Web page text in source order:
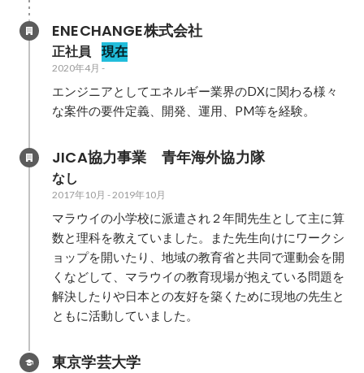
ENECHANGE株式会社
正社員 現在
2020年4月 -
エンジニアとしてエネルギー業界のDXに関わる様々
な案件の要件定義、開発、運用、PM等を経験。
JICA協力事業　青年海外協力隊
なし
2017年10月 -2019年10月
マラウイの小学校に派遣され２年間先生として主に算
数と理科を教えていました。また先生向けにワークシ
ョップを開いたり、地域の教育省と共同で運動会を開
くなどして、マラウイの教育現場が抱えている問題を
解決したりや日本との友好を築くために現地の先生と
ともに活動していました。
東京学芸大学